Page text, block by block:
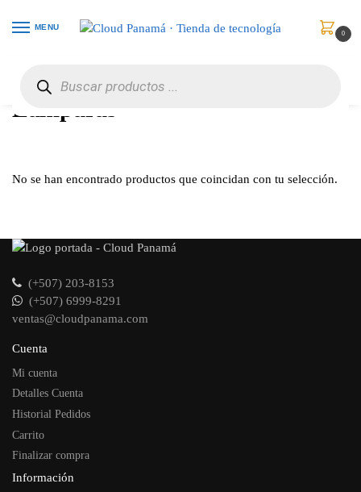
MENU
0
Lámparas
No se han encontrado productos que coincidan con tu selección.
(+507) 203-8153
(+507) 6999-8291
ventas@cloudpanama.com
Cuenta
Mi cuenta
Detalles Cuenta
Historial Pedidos
Carrito
Finalizar compra
Información